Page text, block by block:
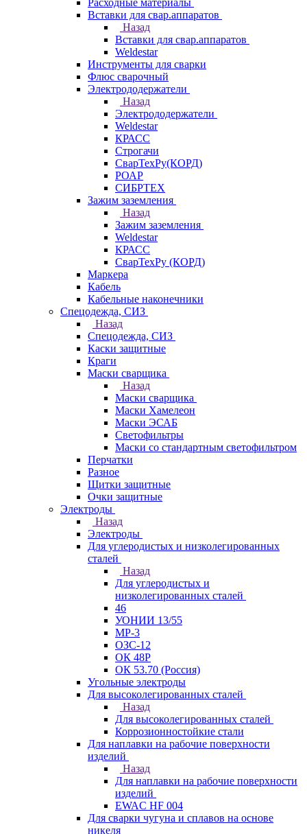
Расходные материалы
Вставки для свар.аппаратов
Назад
Вставки для свар.аппаратов
Weldestar
Инструменты для сварки
Флюс сварочный
Электрододержатели
Назад
Электрододержатели
Weldestar
КРАСС
Строгачи
СварТехРу(КОРД)
РОАР
СИБРТЕХ
Зажим заземления
Назад
Зажим заземления
Weldestar
КРАСС
СварТехРу (КОРД)
Маркера
Кабель
Кабельные наконечники
Спецодежда, СИЗ
Назад
Спецодежда, СИЗ
Каски защитные
Краги
Маски сварщика
Назад
Маски сварщика
Маски Хамелеон
Маски ЭСАБ
Светофильтры
Маски со стандартным светофильтром
Перчатки
Разное
Щитки защитные
Очки защитные
Электроды
Назад
Электроды
Для углеродистых и низколегированных
сталей
Назад
Для углеродистых и
низколегированных сталей
46
УОНИИ 13/55
МР-3
ОЗС-12
ОК 48Р
ОК 53.70 (Россия)
Угольные электроды
Для высоколегированных сталей
Назад
Для высоколегированных сталей
Коррозионностойкие стали
Для наплавки на рабочие поверхности
изделий
Назад
Для наплавки на рабочие поверхности
изделий
EWAC HF 004
Для сварки чугуна и сплавов на основе
никеля